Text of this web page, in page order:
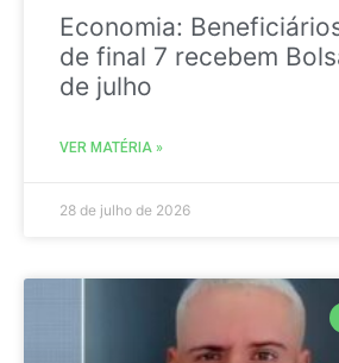
Economia:
de final 7 recebem
de julho
VER MATÉRIA »
28 de julho de 2026